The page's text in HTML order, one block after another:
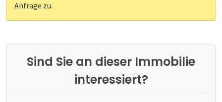
Anfrage zu.
Sind Sie an dieser Immobilie
interessiert?